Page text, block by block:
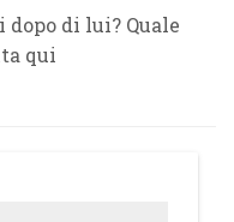
dopo di lui? Quale
qui